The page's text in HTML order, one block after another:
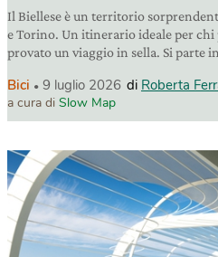
Il Biellese è un territorio
e Torino. Un itinerario ideale per chi
provato un viaggio in sella. Si parte
Bici 9 luglio 2026 di Roberta
a cura di Slow Map